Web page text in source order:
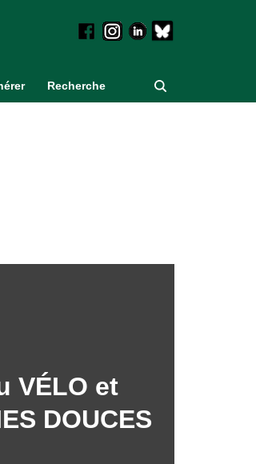
Recherche
VÉLO et
DOUCES